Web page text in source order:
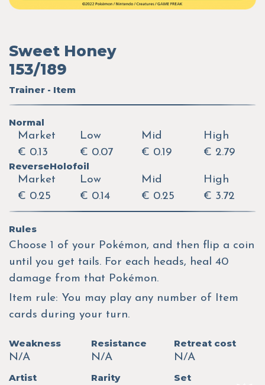
Sweet Honey
153/189
Trainer - Item
Normal
Market
€ 0.13
Low
€ 0.07
Mid
€ 0.19
High
€ 2.79
ReverseHolofoil
Market
€ 0.25
Low
€ 0.14
Mid
€ 0.25
High
€ 3.72
Rules
Choose 1 of your Pokémon, and then flip a coin
until you get tails. For each heads, heal 40
damage from that Pokémon.
Item rule: You may play any number of Item
cards during your turn.
Weakness
N/A
Resistance
N/A
Retreat cost
N/A
Artist
Rarity
Set